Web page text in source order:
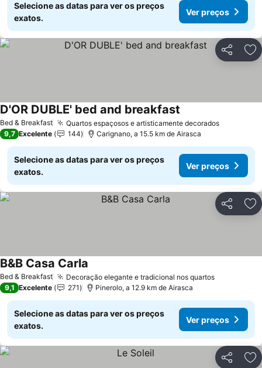
Selecione as datas para ver os preços
exatos.
Ver preços
Partilhar
Bed & Breakfast Quartos espaçosos e artisticamente decoradosVer
D'OR DUBLE' bed and breakfast
9,7 Excelente 144 Carignano, a 15.5 km de Airasca
Selecione as datas para ver os preços
exatos.
Ver preços
Partilhar
Bed & Breakfast Decoração elegante e tradicional nos quartosVer preços
B&B Casa Carla
9,1 Excelente 271 Pinerolo, a 12.9 km de Airasca
Selecione as datas para ver os preços
exatos.
Ver preços
Partilhar